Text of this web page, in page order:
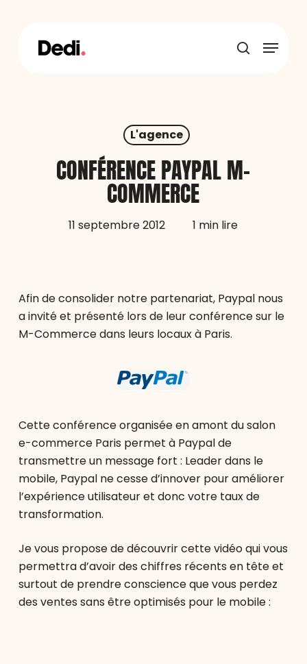
recherche
Menu
L'agence
CONFÉRENCE PAYPAL M-
COMMERCE
11 septembre 2012 1 min lire
Afin de consolider notre partenariat, Paypal nous
a invité et présenté lors de leur conférence sur le
M-Commerce dans leurs locaux à Paris.
Cette conférence organisée en amont du salon
e-commerce Paris permet à Paypal de
transmettre un message fort : Leader dans le
mobile, Paypal ne cesse d’innover pour améliorer
l’expérience utilisateur et donc votre taux de
transformation.
Je vous propose de découvrir cette vidéo qui vous
permettra d’avoir des chiffres récents en tête et
surtout de prendre conscience que vous perdez
des ventes sans être optimisés pour le mobile :